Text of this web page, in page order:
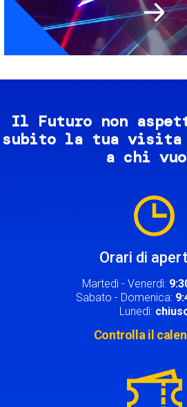
Il Futuro non
subito la tua visita
a chi
Orari di
Martedì - Venerdì:
Sabato - Domenica:
Lunedì:
Controlla il